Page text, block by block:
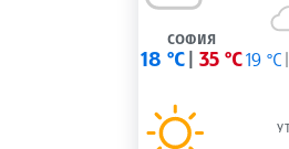
СОФИЯ
18 °C 35 °C19 °C